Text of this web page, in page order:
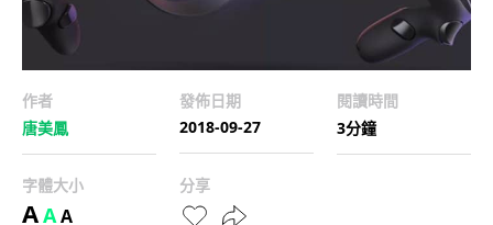
作者
唐美鳳
發佈日期
2018-09-27
閱讀時間
3分鐘
字體大小
AAA
分享